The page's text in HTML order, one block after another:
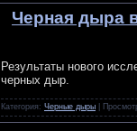
Черная дыра
Результаты нового
черных дыр.
Категория: Черные дыры |